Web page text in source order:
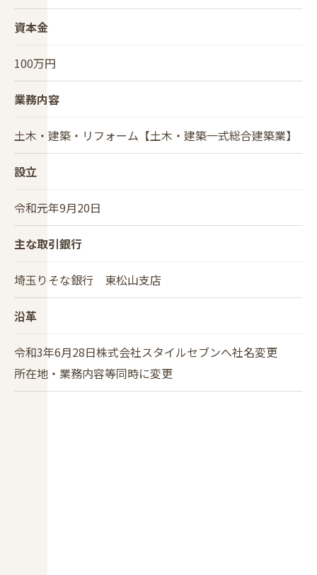
資本金
100万円
業務内容
土木・建築・リフォーム【土木・建築一式総合建築業】
設立
令和元年9月20日
主な取引銀行
埼玉りそな銀行 東松山支店
沿革
令和3年6月28日株式会社スタイルセブンへ社名変更
所在地・業務内容等同時に変更